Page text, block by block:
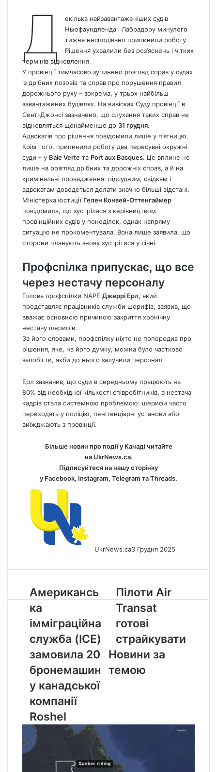
Д
екілька найзавантаженіших судів
Ньюфаундленда і Лабрадору минулого
тижня несподівано припинили роботу.
Рішення ухвалили без роз’яснень і чітких
термінів відновлення.
У провінції тимчасово зупинено розгляд справ у судах
із дрібних позовів та справ про порушення правил
дорожнього руху – зокрема, у трьох найбільш
завантажених будівлях. На вивісках Суду провінції в
Сент-Джонсі зазначено, що слухання таких справ не
відновляться щонайменше до 31 грудня.
Адвокатів про рішення повідомили лише у п’ятницю.
Крім того, припинили роботу два пересувні окружні
суди – у Baie Verte та Port aux Basques. Це вплине не
лише на розгляд дрібних та дорожніх справ, а й на
кримінальні провадження: підсудним, свідкам і
адвокатам доведеться долати значно більші відстані.
Міністерка юстиції Гелен Конвей-Оттенгаймер
повідомила, що зустрілася з керівництвом
провінційних судів у понеділок, однак напряму
ситуацію не прокоментувала. Вона лише заявила, що
сторони планують знову зустрітися у січні.
Профспілка припускає, що все
через нестачу персоналу
Голова профспілки NAPE Джеррі Ерл, який
представляє працівників служби шерифів, заявив, що
вважає основною причиною закриття хронічну
нестачу шерифів.
За його словами, профспілку ніхто не попередив про
рішення, яке, на його думку, можна було частково
запобігти, якби до нього залучили персонал.
Ерл зазначив, що суди в середньому працюють на
80% від необхідної кількості співробітників, а нестача
кадрів стала системною проблемою: шерифи часто
переходять у поліцію, пенітенціарні установи або
виїжджають з провінції.
Більше новин про події у Канаді читайте
на UkrNews.ca.
Підписуйтеся на нашу сторінку
у Facebook, Instagram, Telegram таThreads.
UkrNews.ca3 Грудня 2025
Американська
імміграційна
служба
(ICE)
замовила
20
у
канадської
Roshel
Американсь
ка
імміграційна
служба (ICE)
замовила 20
бронемашин
у канадської
компанії
Roshel
Пілоти
Air
Transat
готові
страйкувати
Пілоти Air
Transat
готові
страйкувати
Новини за
темою